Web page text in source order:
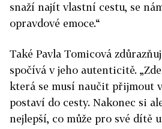
snaží najít vlastní cestu, se
opravdové emoce.“
Také Pavla Tomicová
spočívá v jeho autenticitě.
která se musí naučit přijmout
postaví do cesty. Nakonec si
nejlepší, co může pro své dítě